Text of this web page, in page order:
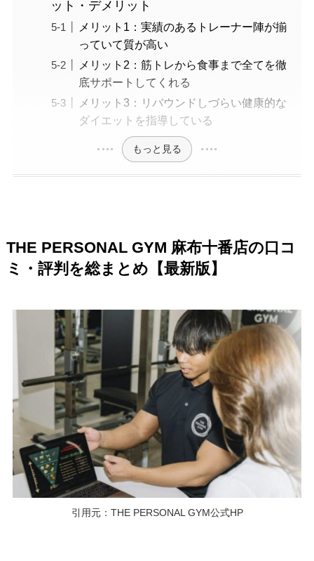
ット・デメリット
メリット1：実績のあるトレーナー陣が揃
っていて質が高い
メリット2：筋トレから食事まで全てを徹
底サポートしてくれる
メリット3：リバウンドしづらい健康的な
ダイエットを指導している
もっと見る
THE PERSONAL GYM 麻布十番店の口コ
ミ・評判を総まとめ【最新版】
引用元：THE PERSONAL GYM公式HP